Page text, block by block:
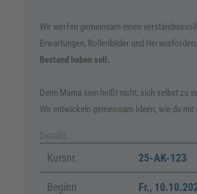
Wir werfen gemeinsam einen
Erwartungen, Rollenbilder und
Bestand haben soll.
Denn Mama sein heißt nicht, sich selbst zu
Wir entwickeln gemeinsam Ideen, wie du
Details
Kursnr. 25-AK-123
Beginn Fr.,